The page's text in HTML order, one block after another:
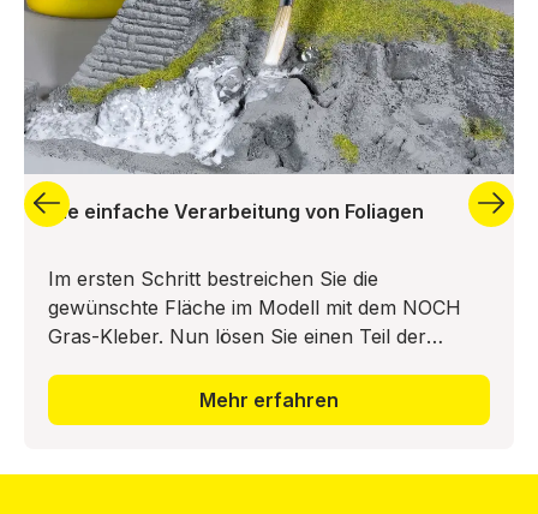
Die einfache Verarbeitung von Foliagen
Im ersten Schritt bestreichen Sie die
gewünschte Fläche im Modell mit dem NOCH
Gras-Kleber. Nun lösen Sie einen Teil der
und drücken diesen in das Leimbett ei
Mehr erfahren